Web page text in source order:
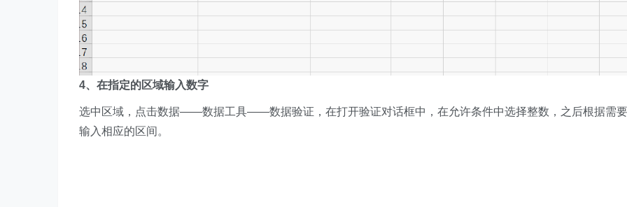
4、在指定的区域输入数字
选中区域，点击数据——数据工具——数据验证，在打开验证对话框中，在允许条件中选择整数，之后根据需要
输入相应的区间。